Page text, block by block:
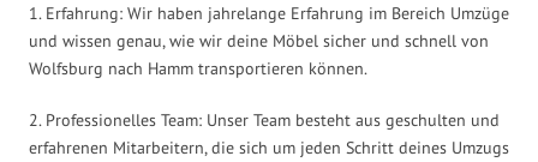
1. Erfahrung: Wir haben jahrelange Erfahrung im Bereich Umzüge
und wissen genau, wie wir deine Möbel sicher und schnell von
Wolfsburg nach Hamm transportieren können.
2. Professionelles Team: Unser Team besteht aus geschulten und
erfahrenen Mitarbeitern, die sich um jeden Schritt deines Umzugs